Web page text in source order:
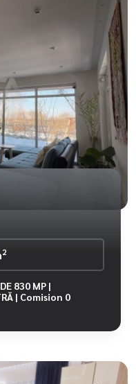
2
830 MP |
| Comision 0